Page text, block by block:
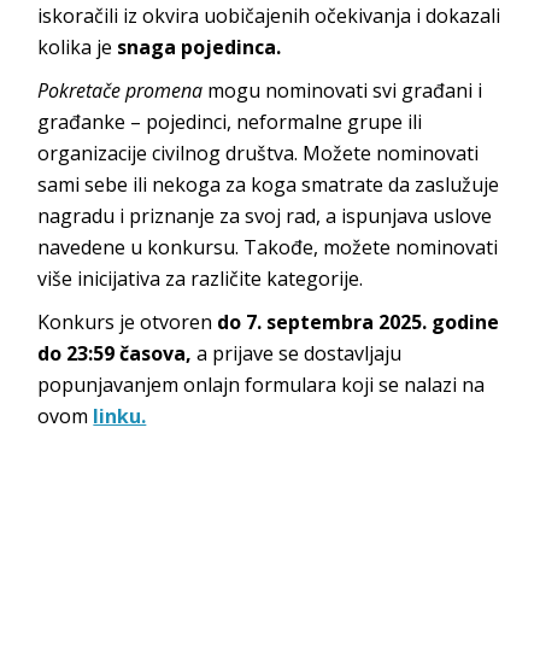
iskoračili iz okvira uobičajenih očekivanja i dokazali
kolika je snaga pojedinca.
Pokretače promena mogu nominovati svi građani i
građanke – pojedinci, neformalne grupe ili
organizacije civilnog društva. Možete nominovati
sami sebe ili nekoga za koga smatrate da zaslužuje
nagradu i priznanje za svoj rad, a ispunjava uslove
navedene u konkursu. Takođe, možete nominovati
više inicijativa za različite kategorije.
Konkurs je otvoren do 7. septembra 2025. godine
do 23:59 časova,a prijave se dostavljaju
popunjavanjem onlajn formulara koji se nalazi na
ovom linku.